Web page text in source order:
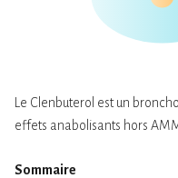
Le Clenbuterol est un
effets anabolisants hors
Sommaire